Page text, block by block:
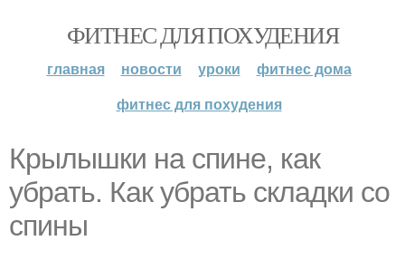
ФИТНЕС ДЛЯ ПОХУДЕНИЯ
главная новости уроки
фитнес дома
фитнес для похудения
Крылышки на спине, как
убрать. Как убрать складки со
спины